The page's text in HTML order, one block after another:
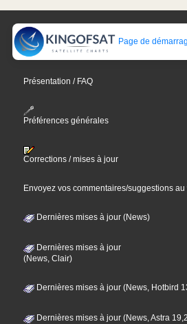
Page de
Présentation / FAQ
Préférences générales
Corrections / mises à jour
Envoyez vos commentaires/suggestions
Dernières mises à jour (News)
Dernières mises à jour
(News, Clair)
Dernières mises à jour (News, Hotbird
Dernières mises à jour (News, Astra